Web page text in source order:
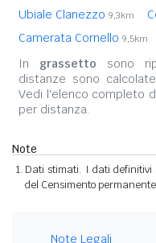
Ubiale Clanezzo 9,3km
Camerata Cornello 9,5km
In grassetto sono
distanze sono
Vedi l'elenco completo
per distanza.
Note
Dati stimati. I dati
del Censimento
Note Legali